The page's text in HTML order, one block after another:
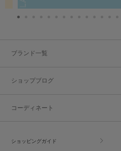
ブランド一覧
ショップブログ
コーディネート
ショッピングガイド